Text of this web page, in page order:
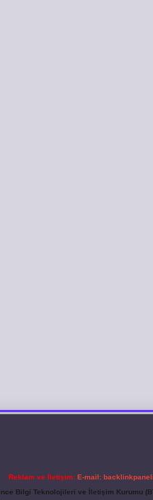
Reklam ve İletişim: E-mail:
Bilgi Teknolojileri ve İletişim Kurumu